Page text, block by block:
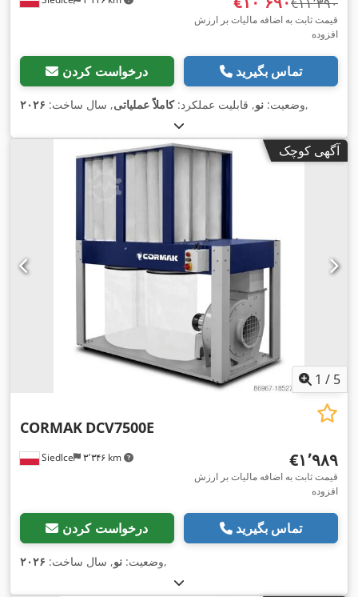
قیمت ثابت به اضافه مالیات بر ارزش
افزوده
درخواست کردن تماس بگیرید
وضعیت: نو, قابلیت عملکرد:کاملاً عملیاتی, سال ساخت: ۲۰۲۶ ,
آگهی کوچک
1 / 5
Siedlce ۳٬۳۴۶ km
CORMAK DCV7500E
‎€۱٬۹۸۹
قیمت ثابت به اضافه مالیات بر ارزش
افزوده
درخواست کردن تماس بگیرید
وضعیت: نو, سال ساخت: ۲۰۲۶ ,